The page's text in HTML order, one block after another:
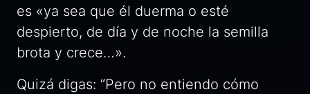
es «ya sea que él duerma o esté
despierto, de día y de noche la semilla
brota y crece…».
Quizá digas: “Pero no entiendo cómo